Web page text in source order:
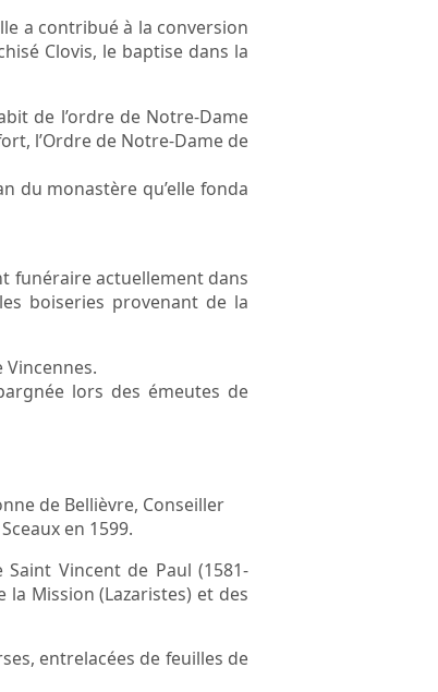
a contribué à la conversion
Clovis, le baptise dans la
de l’ordre de Notre-Dame
l’Ordre de Notre-Dame de
du monastère qu’elle fonda
funéraire actuellement dans
boiseries provenant de la
Vincennes.
lors des émeutes de
de Bellièvre, Conseiller
en 1599.
Vincent de Paul (1581-
Mission (Lazaristes) et des
entrelacées de feuilles de